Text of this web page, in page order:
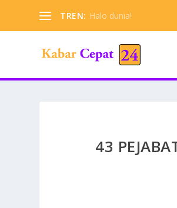
TREN: Halo dunia!
43